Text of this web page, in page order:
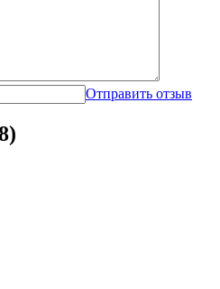
Отправить отзыв